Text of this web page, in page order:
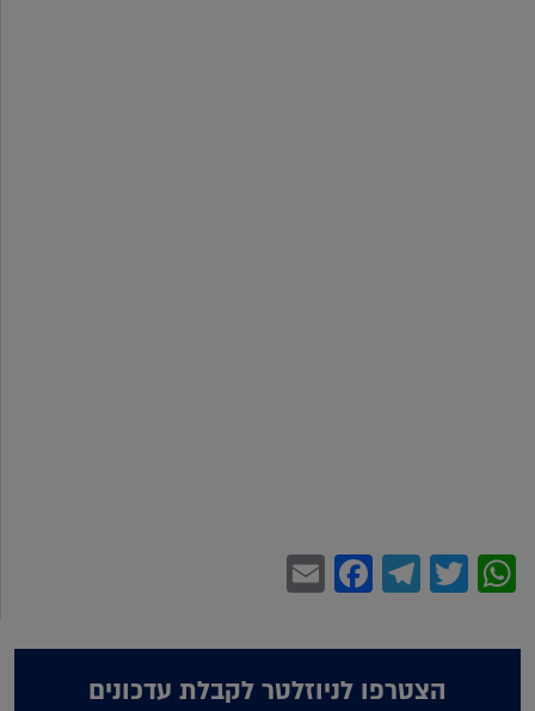
WhatsApp
Twitter
Telegram
Facebook
הצטרפו לניוזלטר לקבלת עדכונים